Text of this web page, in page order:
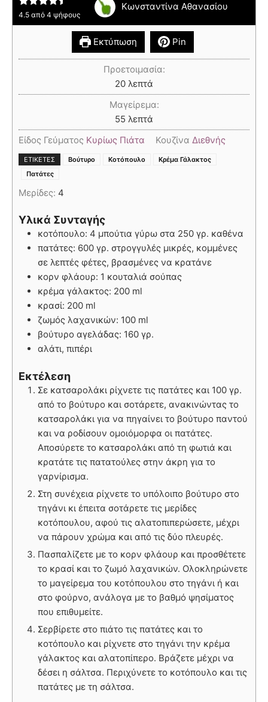
4.5 από 4 ψήφους
Κωνσταντίνα Αθανασίου
Εκτύπωση Pin
Προετοιμασία:
20 λεπτά
Μαγείρεμα:
55 λεπτά
Είδος Γεύματος Κυρίως Πιάτα Κουζίνα Διεθνής
ΕΤΙΚΈΤΕΣ Βούτυρο Κοτόπουλο Κρέμα Γάλακτος
Πατάτες
Μερίδες: 4
Υλικά Συνταγής
κοτόπουλο: 4 μπούτια γύρω στα 250 γρ. καθένα
πατάτες: 600 γρ. στρογγυλές μικρές, κομμένες
σε λεπτές φέτες, βρασμένες να κρατάνε
κορν φλάουρ: 1 κουταλιά σούπας
κρέμα γάλακτος: 200 ml
κρασί: 200 ml
ζωμός λαχανικών: 100 ml
βούτυρο αγελάδας: 160 γρ.
αλάτι, πιπέρι
Εκτέλεση
Σε κατσαρολάκι ρίχνετε τις πατάτες και 100 γρ.
από το βούτυρο και σοτάρετε, ανακινώντας το
κατσαρολάκι για να πηγαίνει το βούτυρο παντού
και να ροδίσουν ομοιόμορφα οι πατάτες.
Αποσύρετε το κατσαρολάκι από τη φωτιά και
κρατάτε τις πατατούλες στην άκρη για το
γαρνίρισμα.
Στη συνέχεια ρίχνετε το υπόλοιπο βούτυρο στο
τηγάνι κι έπειτα σοτάρετε τις μερίδες
κοτόπουλου, αφού τις αλατοπιπερώσετε, μέχρι
να πάρουν χρώμα και από τις δύο πλευρές.
Πασπαλίζετε με το κορν φλάουρ και προσθέτετε
το κρασί και το ζωμό λαχανικών. Ολοκληρώνετε
το μαγείρεμα του κοτόπουλου στο τηγάνι ή και
στο φούρνο, ανάλογα με το βαθμό ψησίματος
που επιθυμείτε.
Σερβίρετε στο πιάτο τις πατάτες και το
κοτόπουλο και ρίχνετε στο τηγάνι την κρέμα
γάλακτος και αλατοπίπερο. Βράζετε μέχρι να
δέσει η σάλτσα. Περιχύνετε το κοτόπουλο και τις
πατάτες με τη σάλτσα.